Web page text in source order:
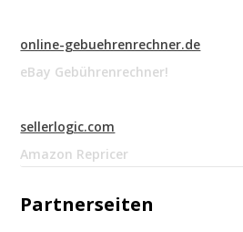
online-gebuehrenrechner.de
eBay Gebührenrechner!
sellerlogic.com
Amazon Repricer
Partnerseiten